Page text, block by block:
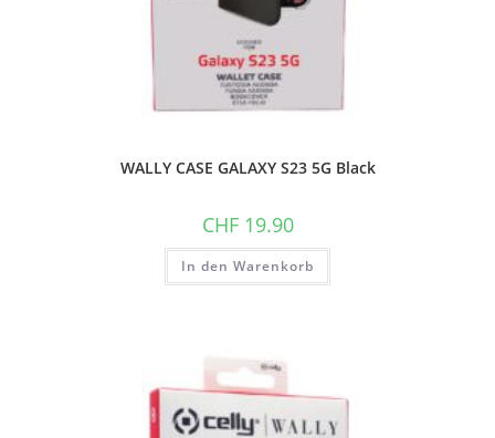
WALLY CASE GALAXY S23 5G Black
CHF19.90
In den Warenkorb